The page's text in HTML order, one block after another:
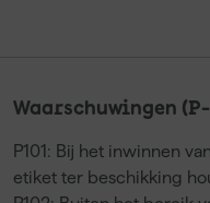
Waarschuwingen
P101: Bij het inwinnen
etiket ter beschikking